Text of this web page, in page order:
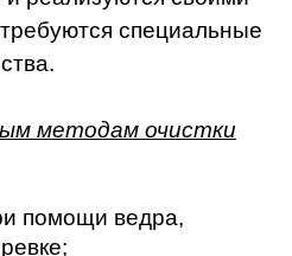
специальные
методам очистки
помощи ведра,